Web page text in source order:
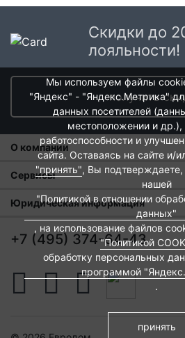
Скидки до
лояльности!
получить
О компании
О нас
Магазины
Новости
Контакты
Вакансии
Сервисы
Оплата и тарифы доставки
Обмен и возврат
Евродом-бонус
Подарочные сертификаты
Юридическая информация
Пользовательское соглашение
Политика обработки персональных
Политика cookies
+7 (495) 374-64-43
Мы используем файлы
"Яндекс" - "Яндекс.Метрика"
данных посетителей
местоположении и др.),
работоспособности и
сайта. Оставаясь на сайте и/
"принять", Вы подтверждаете,
нашей
"Политикой в отношении
данных"
, на использование файлов
"Политикой
обработку персональных
программой
.
принять